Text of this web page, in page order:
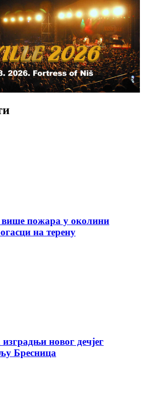
више пожара у околини
на терену
новог дечјег
Бресница